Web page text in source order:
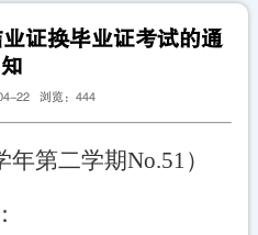
证换毕业证考试的通
知
22 浏览：444
年第二学期No.51 ）